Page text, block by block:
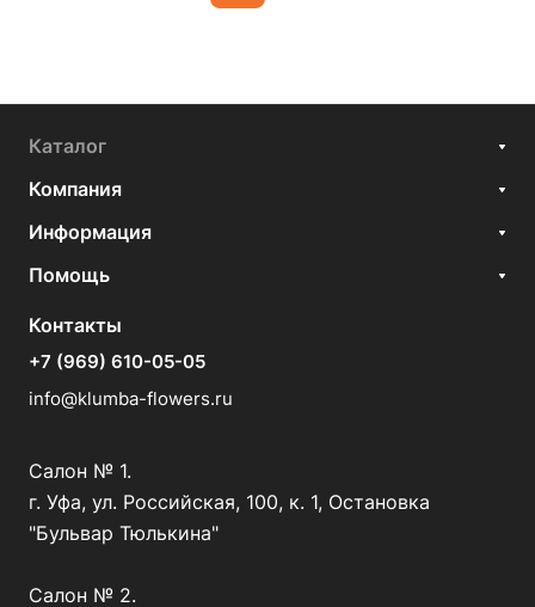
Каталог
Компания
Информация
Помощь
Контакты
+7 (969) 610-05-05
info@klumba-flowers.ru
Салон № 1.
г. Уфа, ул. Российская, 100, к. 1, Остановка
"Бульвар Тюлькина"
Салон № 2.